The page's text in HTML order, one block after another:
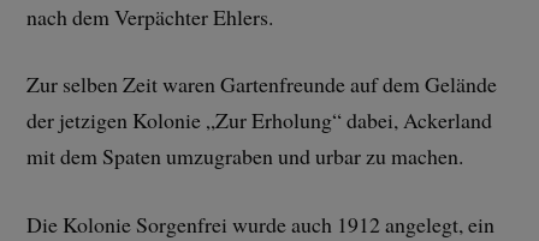
nach dem Verpächter Ehlers.
Zur selben Zeit waren Gartenfreunde auf dem Gelände
der jetzigen Kolonie „Zur Erholung“ dabei, Ackerland
mit dem Spaten umzugraben und urbar zu machen.
Die Kolonie Sorgenfrei wurde auch 1912 angelegt, ein